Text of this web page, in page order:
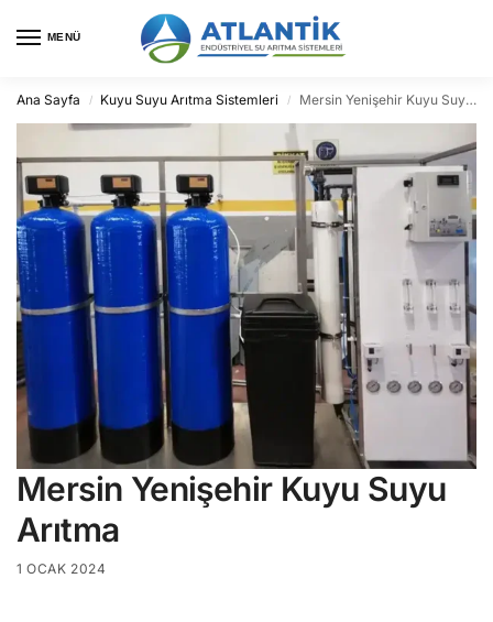
MENÜ
Ana Sayfa / Kuyu Suyu Arıtma Sistemleri / Mersin Yenişehir Kuyu Suyu Arıtma
Mersin Yenişehir Kuyu Suyu
Arıtma
1 OCAK 2024